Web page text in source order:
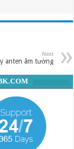
Next
anten âm tường